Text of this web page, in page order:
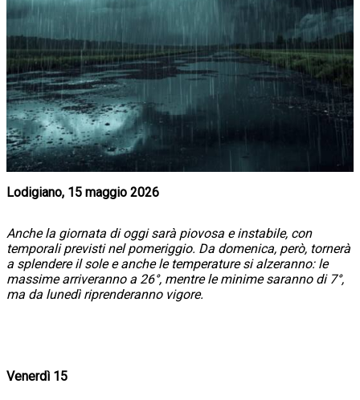
Lodigiano, 15 maggio 2026
Anche la giornata di oggi sarà piovosa e instabile, con
temporali previsti nel pomeriggio. Da domenica, però, tornerà
a splendere il sole e anche le temperature si alzeranno: le
massime arriveranno a 26°, mentre le minime saranno di 7°,
ma da lunedì riprenderanno vigore.
Venerdì 15